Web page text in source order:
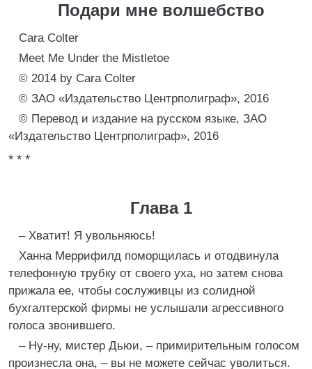
Подари мне волшебство
Cara Colter
Meet Me Under the Mistletoe
© 2014 by Cara Colter
© ЗАО «Издательство Центрполиграф», 2016
© Перевод и издание на русском языке, ЗАО
«Издательство Центрполиграф», 2016
* * *
Глава 1
– Хватит! Я увольняюсь!
Ханна Меррифилд поморщилась и отодвинула
телефонную трубку от своего уха, но затем снова
прижала ее, чтобы сослуживцы из солидной
бухгалтерской фирмы не услышали агрессивного
голоса звонившего.
– Ну-ну, мистер Дьюи, – примирительным голосом
произнесла она, – вы не можете сейчас уволиться.